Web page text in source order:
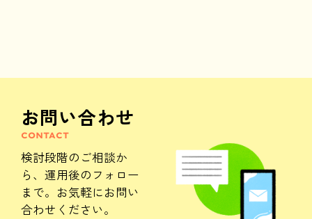
お問い合わせ
CONTACT
検討段階のご相談か
ら、 運用後のフォロー
まで。 お気軽にお問い
合わせください。